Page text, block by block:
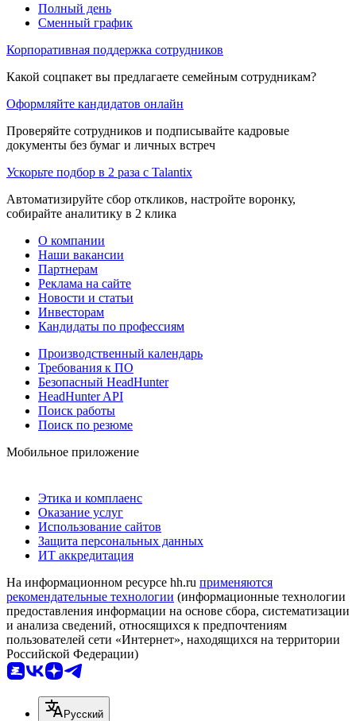
Полный день
Сменный график
Корпоративная поддержка сотрудников
Какой соцпакет вы предлагаете семейным сотрудникам?
Оформляйте кандидатов онлайн
Проверяйте сотрудников и подписывайте кадровые
документы без бумаг и личных встреч
Ускорьте подбор в 2 раза с Talantix
Автоматизируйте сбор откликов, настройте воронку,
собирайте аналитику в 2 клика
О компании
Наши вакансии
Партнерам
Реклама на сайте
Новости и статьи
Инвесторам
Кандидаты по профессиям
Производственный календарь
Требования к ПО
Безопасный HeadHunter
HeadHunter API
Поиск работы
Поиск по резюме
Мобильное приложение
Этика и комплаенс
Оказание услуг
Использование сайтов
Защита персональных данных
ИТ аккредитация
На информационном ресурсе hh.ru применяются
рекомендательные технологии (информационные технологии
предоставления информации на основе сбора, систематизации
и анализа сведений, относящихся к предпочтениям
пользователей сети «Интернет», находящихся на территории
Российской Федерации)
Русский